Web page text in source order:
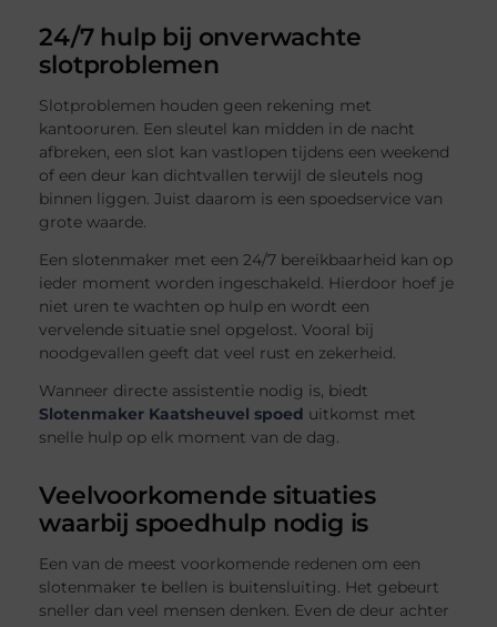
24/7 hulp bij onverwachte
slotproblemen
Slotproblemen houden geen rekening met
kantooruren. Een sleutel kan midden in de nacht
afbreken, een slot kan vastlopen tijdens een weekend
of een deur kan dichtvallen terwijl de sleutels nog
binnen liggen. Juist daarom is een spoedservice van
grote waarde.
Een slotenmaker met een 24/7 bereikbaarheid kan op
ieder moment worden ingeschakeld. Hierdoor hoef je
niet uren te wachten op hulp en wordt een
vervelende situatie snel opgelost. Vooral bij
noodgevallen geeft dat veel rust en zekerheid.
Wanneer directe assistentie nodig is, biedt
Slotenmaker Kaatsheuvel spoed uitkomst met
snelle hulp op elk moment van de dag.
Veelvoorkomende situaties
waarbij spoedhulp nodig is
Een van de meest voorkomende redenen om een
slotenmaker te bellen is buitensluiting. Het gebeurt
sneller dan veel mensen denken. Even de deur achter